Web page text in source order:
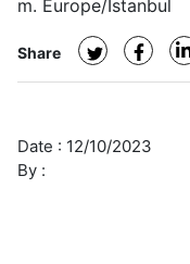
m. Europe/Istanbul
Share
Date : 12/10/2023
By :